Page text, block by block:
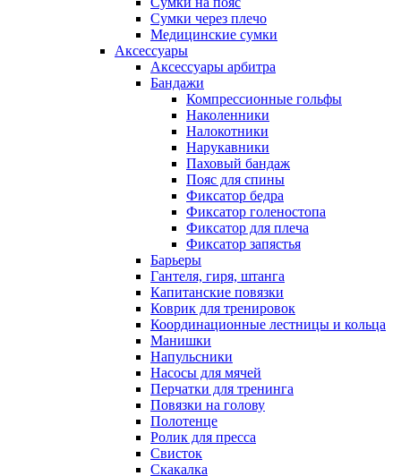
Сумки через плечо
Медицинские сумки
Аксессуары
Аксессуары арбитра
Бандажи
Компрессионные гольфы
Наколенники
Налокотники
Нарукавники
Паховый бандаж
Пояс для спины
Фиксатор бедра
Фиксатор голеностопа
Фиксатор для плеча
Фиксатор запястья
Барьеры
Гантеля, гиря, штанга
Капитанские повязки
Коврик для тренировок
Координационные лестницы и кольца
Манишки
Напульсники
Насосы для мячей
Перчатки для тренинга
Повязки на голову
Полотенце
Ролик для пресса
Свисток
Скакалка